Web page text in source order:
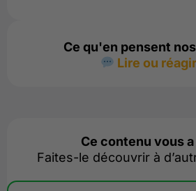
Ce qu'en pensent
Lire ou
Ce contenu vous a
Faites-le découvrir à